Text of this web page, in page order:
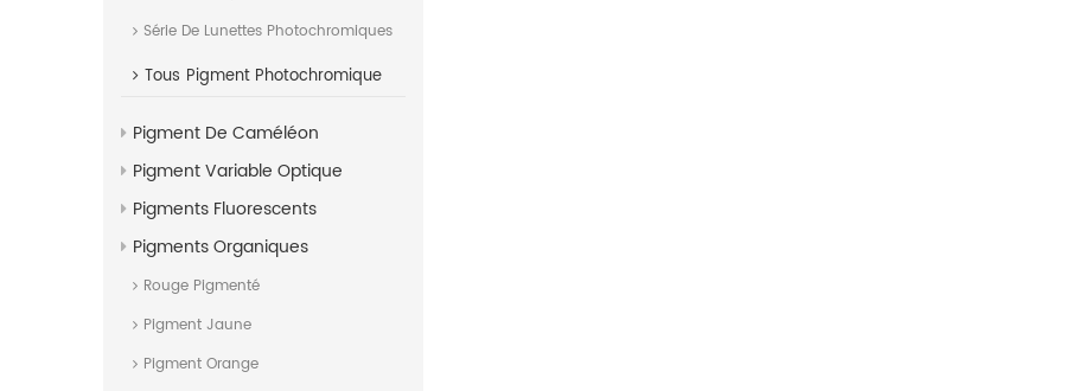
Série De Lunettes Photochromiques
Tous Pigment Photochromique
Pigment De Caméléon
Pigment Variable Optique
Pigments Fluorescents
Pigments Organiques
Rouge Pigmenté
Pigment Jaune
Pigment Orange